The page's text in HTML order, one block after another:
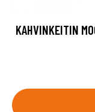
KAHVINKEITIN